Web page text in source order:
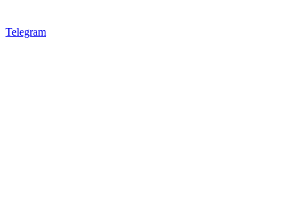
Telegram